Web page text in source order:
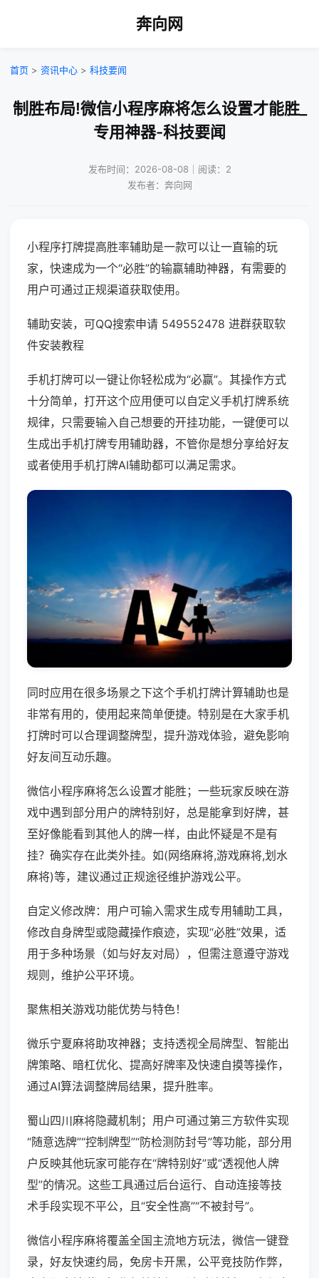
奔向网
首页 > 资讯中心 > 科技要闻
制胜布局!微信小程序麻将怎么设置才能胜_
专用神器-科技要闻
发布时间：2026-08-08｜阅读：2
发布者：奔向网
小程序打牌提高胜率辅助是一款可以让一直输的玩
家，快速成为一个“必胜”的输赢辅助神器，有需要的
用户可通过正规渠道获取使用。
辅助安装，可QQ搜索申请 549552478 进群获取软
件安装教程
手机打牌可以一键让你轻松成为“必赢”。其操作方式
十分简单，打开这个应用便可以自定义手机打牌系统
规律，只需要输入自己想要的开挂功能，一键便可以
生成出手机打牌专用辅助器，不管你是想分享给好友
或者使用手机打牌AI辅助都可以满足需求。
同时应用在很多场景之下这个手机打牌计算辅助也是
非常有用的，使用起来简单便捷。特别是在大家手机
打牌时可以合理调整牌型，提升游戏体验，避免影响
好友间互动乐趣。
微信小程序麻将怎么设置才能胜；一些玩家反映在游
戏中遇到部分用户的牌特别好，总是能拿到好牌，甚
至好像能看到其他人的牌一样，由此怀疑是不是有
挂？确实存在此类外挂。如(网络麻将,游戏麻将,划水
麻将)等，建议通过正规途径维护游戏公平。
自定义修改牌：用户可输入需求生成专用辅助工具，
修改自身牌型或隐藏操作痕迹，实现“必胜”效果，适
用于多种场景（如与好友对局），但需注意遵守游戏
规则，维护公平环境。
聚焦相关游戏功能优势与特色！
微乐宁夏麻将助攻神器；支持透视全局牌型、智能出
牌策略、暗杠优化、提高好牌率及快速自摸等操作，
通过AI算法调整牌局结果，提升胜率。
蜀山四川麻将隐藏机制；用户可通过第三方软件实现
“随意选牌”“控制牌型”“防检测防封号”等功能，部分用
户反映其他玩家可能存在“牌特别好”或“透视他人牌
型”的情况。这些工具通过后台运行、自动连接等技
术手段实现不平公，且“安全性高”“不被封号”。
微信小程序麻将覆盖全国主流地方玩法，微信一键登
录，好友快速约局，免房卡开黑，公平竞技防作弊，